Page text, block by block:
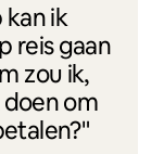
ik
reis gaan
zou ik,
om